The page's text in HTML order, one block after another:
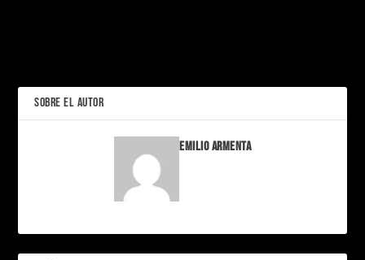
SOBRE EL AUTOR
Emilio Armenta